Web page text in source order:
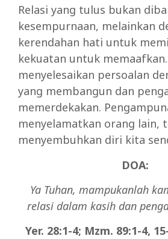
Relasi yang tulus bukan
kesempurnaan, melainkan
kerendahan hati untuk
kekuatan untuk
menyelesaikan persoalan
yang membangun dan
memerdekakan.
menyelamatkan orang lain,
menyembuhkan diri kita
DOA:
Ya Tuhan, mampukanlah
relasi dalam kasih dan
Yer. 28:1-4; Mzm. 89:1-4,